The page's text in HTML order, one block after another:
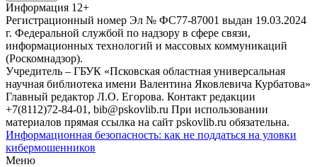
Информация 12+
Регистрационный номер Эл № ФС77-87001 выдан 19.03.2024
г. Федеральной службой по надзору в сфере связи,
информационных технологий и массовых коммуникаций
(Роскомнадзор).
Учредитель – ГБУК «Псковская областная универсальная
научная библиотека имени Валентина Яковлевича Курбатова»
Главный редактор Л.О. Егорова. Контакт редакции
+7(8112)72-84-01, bib@pskovlib.ru При использовании
материалов прямая ссылка на сайт pskovlib.ru обязательна.
Информационная безопасность: как не поддаться на уловки
кибермошенников
Меню